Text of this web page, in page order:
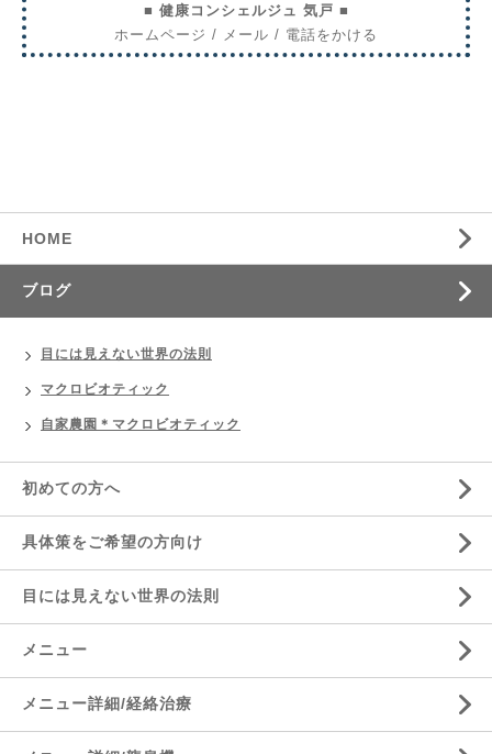
■ 健康コンシェルジュ 気戸 ■
ホームページ / メール / 電話をかける
HOME
ブログ
目には見えない世界の法則
マクロビオティック
自家農園＊マクロビオティック
初めての方へ
具体策をご希望の方向け
目には見えない世界の法則
メニュー
メニュー詳細/経絡治療